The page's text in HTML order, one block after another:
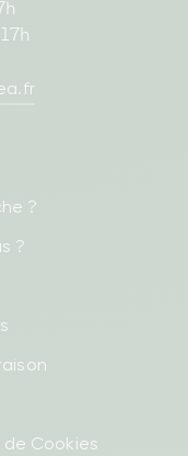
?
?
Cookies